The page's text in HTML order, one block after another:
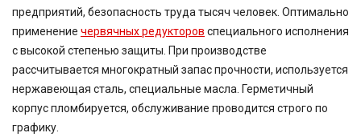
предприятий, безопасность труда тысяч человек. Оптимально
применение червячных редукторов специального исполнения
с высокой степенью защиты. При производстве
рассчитывается многократный запас прочности, используется
нержавеющая сталь, специальные масла. Герметичный
корпус пломбируется, обслуживание проводится строго по
графику.